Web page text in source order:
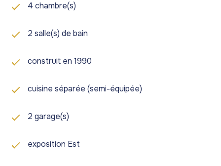
Le tout est proposé au prix de Rs 5 500 000. Pour
veuillez contacter Hykone Ltd.
4 chambre(s)
2 salle(s) de bain
construit en 1990
cuisine séparée (semi-équipée)
2 garage(s)
exposition Est